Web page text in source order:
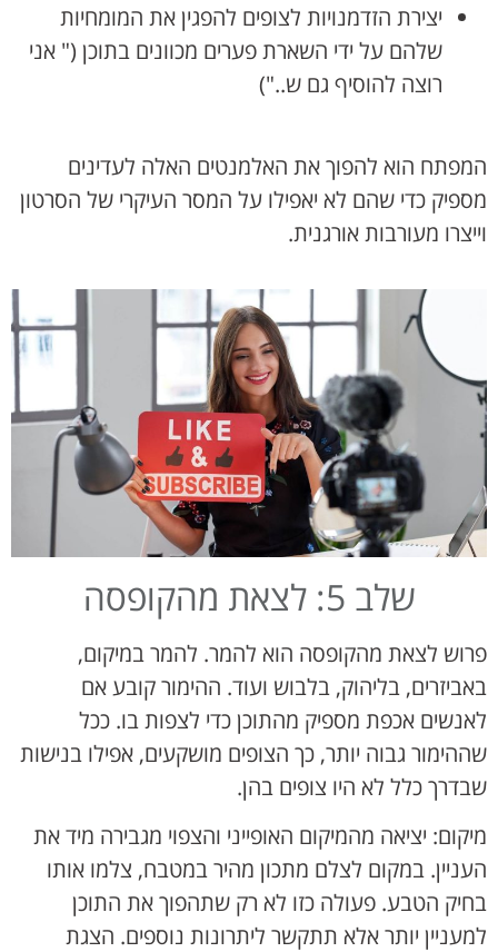
יצירת הזדמנויות לצופים להפגין את המומחיות
שלהם על ידי השארת פערים מכוונים בתוכן (" אני
רוצה להוסיף גם ש..")
המפתח הוא להפוך את האלמנטים האלה לעדינים
מספיק כדי שהם לא יאפילו על המסר העיקרי של הסרטון
וייצרו מעורבות אורגנית.
שלב 5: לצאת מהקופסה
פרוש לצאת מהקופסה הוא להמר. להמר במיקום,
באביזרים, בליהוק, בלבוש ועוד. ההימור קובע אם
לאנשים אכפת מספיק מהתוכן כדי לצפות בו. ככל
שההימור גבוה יותר, כך הצופים מושקעים, אפילו בנישות
שבדרך כלל לא היו צופים בהן.
מיקום: יציאה מהמיקום האופייני והצפוי מגבירה מיד את
העניין. במקום לצלם מתכון מהיר במטבח, צלמו אותו
בחיק הטבע. פעולה כזו לא רק שתהפוך את התוכן
למעניין יותר אלא תתקשר ליתרונות נוספים. הצגת